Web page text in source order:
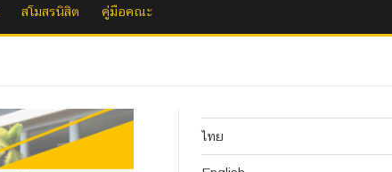
สโมสรนิสิต คู่มือคณะ
ไทย